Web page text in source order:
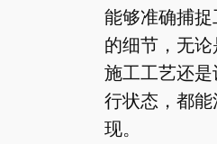
能够准确捕捉
的细节，无
施工工艺还是
行状态，都能
现。